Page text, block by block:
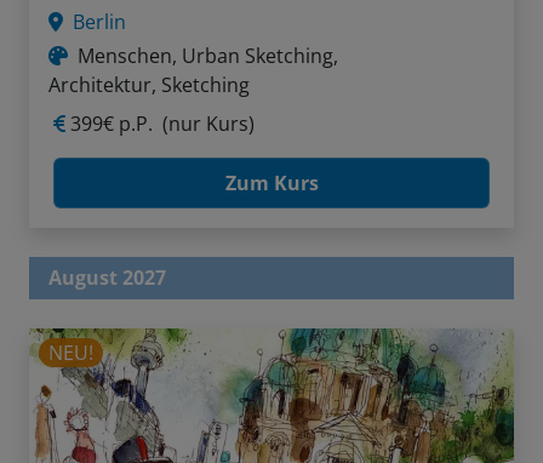
Berlin
Menschen, Urban Sketching,
Architektur, Sketching
399€ p.P. (nur Kurs)
Zum Kurs
August 2027
NEU!